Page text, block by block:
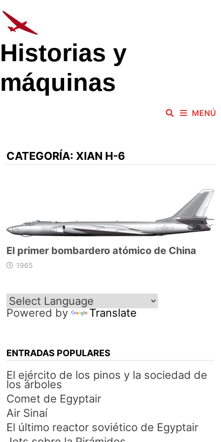
al
contenido
Historias y
máquinas
MENÚ
CATEGORÍA: XIAN H-6
El primer bombardero atómico de China
1965
Powered by Translate
ENTRADAS POPULARES
El ejército de los pinos y la sociedad de
los árboles
Comet de Egyptair
Air Sinaí
El último reactor soviético de Egyptair